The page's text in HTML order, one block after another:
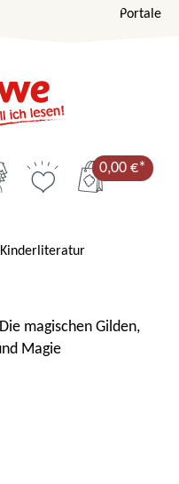
Portale
0,00 €*
Kinderliteratur